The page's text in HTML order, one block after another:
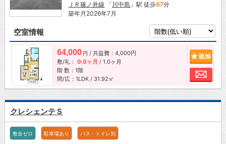
ＪＲ篠ノ井線 「 川中島 」駅 徒歩67分
築年月2026年7月
空室情報
64,000 円 / 共益費：4,000円
敷/礼： 0.0ヶ月 / 1.0ヶ月
階 数：1階
間/広：1LDK / 31.92㎡
お
クレシェンテＳ
敷金ゼロ 駐車場あり バス・トイレ別